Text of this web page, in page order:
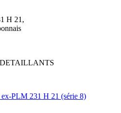
H 21,
PLM 231 H 21 (série 8)